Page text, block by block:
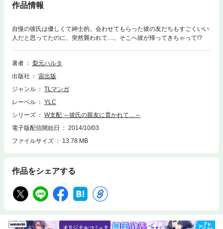
作品情報
自慢の彼氏は優しくて紳士的。会わせてもらった彼の友だちもすごくいい
人だと思ってたのに、突然襲われて…。そこへ彼が帰ってきちゃって!?
著者
梨元ハルタ
出版社
宙出版
ジャンル
TLマンガ
レーベル
YLC
シリーズ
W支配 ～彼氏の親友に貫かれて…～
電子版配信開始日
2014/10/03
ファイルサイズ
13.78 MB
作品をシェアする